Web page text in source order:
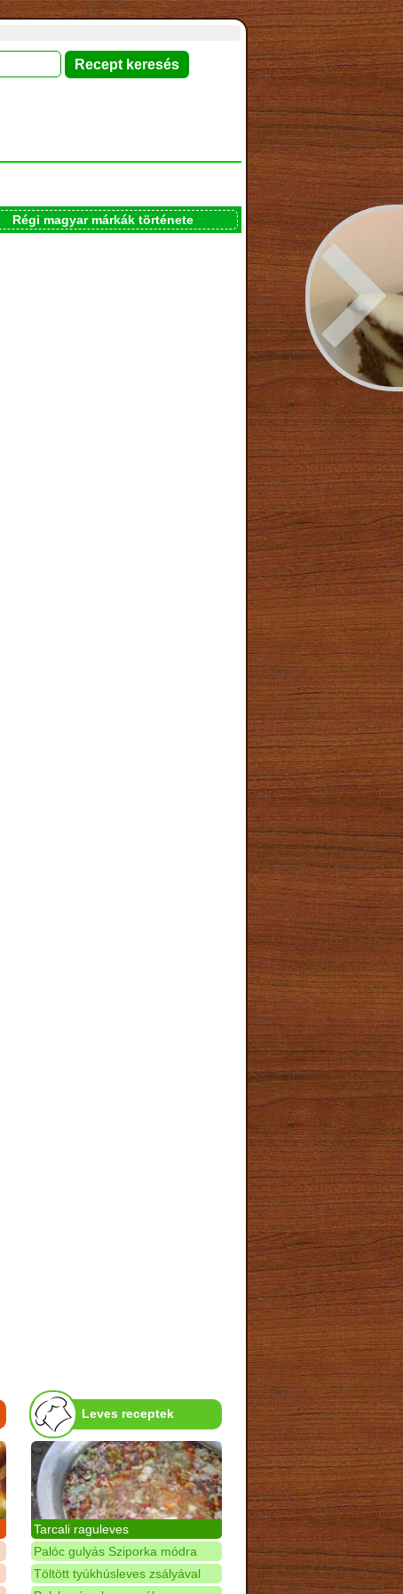
Régi magyar márkák története
Leves receptek
Tarcali raguleves
Palóc gulyás Sziporka módra
Töltött tyúkhúsleves zsályával